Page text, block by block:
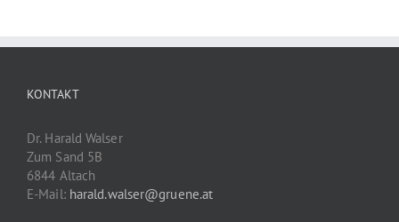
KONTAKT
Dr. Harald Walser
Zum Sand 5B
6844 Altach
E-Mail: harald.walser@gruene.at